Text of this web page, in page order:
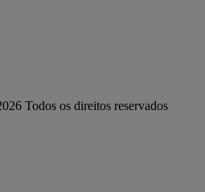
Todos os direitos reservados